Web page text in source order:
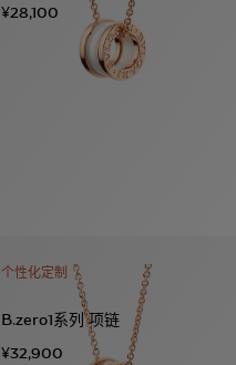
¥28,100
个性化定制
B.zero1系列 项链
¥32,900